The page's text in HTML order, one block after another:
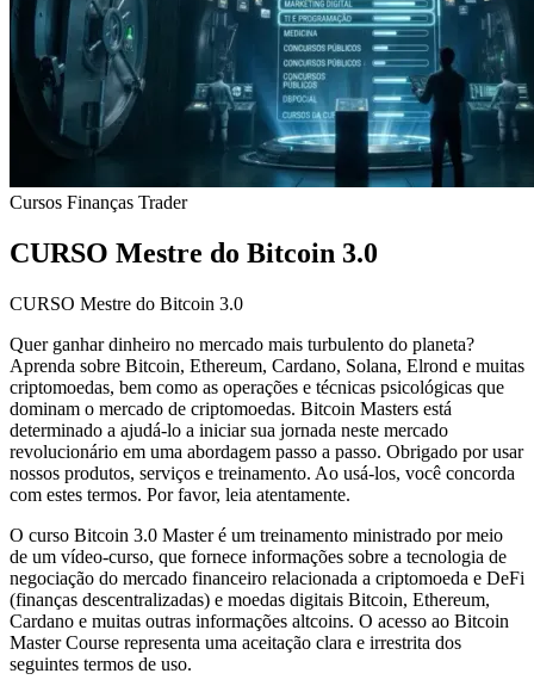
Cursos Finanças Trader
CURSO Mestre do Bitcoin 3.0
CURSO Mestre do Bitcoin 3.0
Quer ganhar dinheiro no mercado mais turbulento do planeta?
Aprenda sobre Bitcoin, Ethereum, Cardano, Solana, Elrond e muitas
criptomoedas, bem como as operações e técnicas psicológicas que
dominam o mercado de criptomoedas. Bitcoin Masters está
determinado a ajudá-lo a iniciar sua jornada neste mercado
revolucionário em uma abordagem passo a passo. Obrigado por usar
nossos produtos, serviços e treinamento. Ao usá-los, você concorda
com estes termos. Por favor, leia atentamente.
O curso Bitcoin 3.0 Master é um treinamento ministrado por meio
de um vídeo-curso, que fornece informações sobre a tecnologia de
negociação do mercado financeiro relacionada a criptomoeda e DeFi
(finanças descentralizadas) e moedas digitais Bitcoin, Ethereum,
Cardano e muitas outras informações altcoins. O acesso ao Bitcoin
Master Course representa uma aceitação clara e irrestrita dos
seguintes termos de uso.